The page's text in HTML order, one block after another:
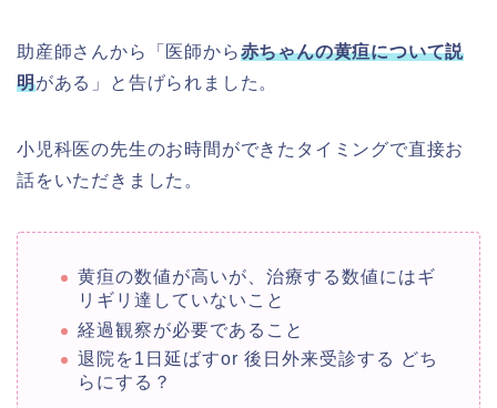
助産師さんから「医師から赤ちゃんの黄疸について説
明がある」と告げられました。
小児科医の先生のお時間ができたタイミングで直接お
話をいただきました。
黄疸の数値が高いが、治療する数値にはギ
リギリ達していないこと
経過観察が必要であること
退院を1日延ばすor 後日外来受診する どち
らにする？